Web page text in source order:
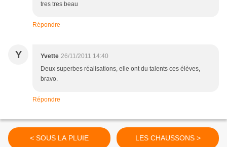
tres tres beau
Répondre
Y Yvette 26/11/2011 14:40
Deux superbes réalisations, elle ont du talents ces élèves,
bravo.
Répondre
< SOUS LA PLUIE LES CHAUSSONS >